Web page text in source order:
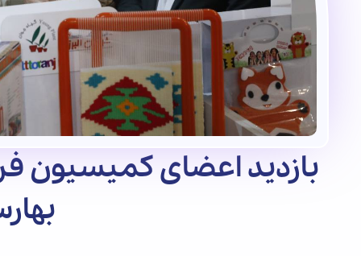
بازدید اعضای کمیسیون